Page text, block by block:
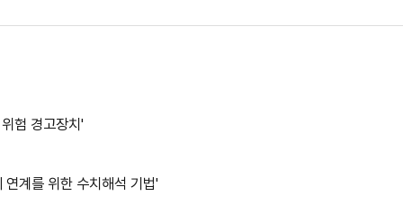
험 경고장치'
계를 위한 수치해석 기법'